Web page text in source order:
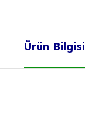
Ürün Bilgisi